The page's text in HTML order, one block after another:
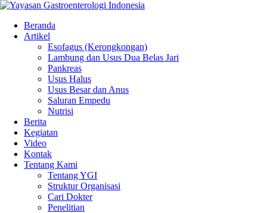
Beranda
Artikel
Esofagus (Kerongkongan)
Lambung dan Usus Dua Belas Jari
Pankreas
Usus Halus
Usus Besar dan Anus
Saluran Empedu
Nutrisi
Berita
Kegiatan
Video
Kontak
Tentang Kami
Tentang YGI
Struktur Organisasi
Cari Dokter
Penelitian